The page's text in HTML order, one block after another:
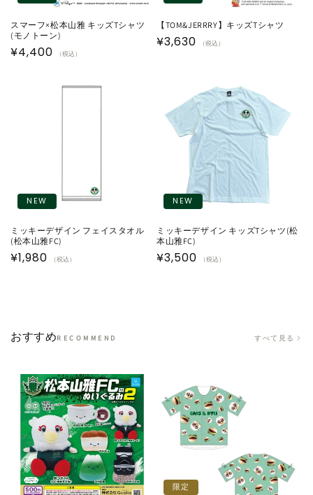
スマーフ×松本山雅 キッズTシャツ
(モノトーン)
通
¥4,400 （税込）
【TOM&JERRRY】キッズTシャツ
通
¥3,630 （税込）
NEW
ミッキーデザイン フェイスタオル
(松本山雅FC)
通
¥1,980 （税込）
NEW
ミッキーデザイン キッズTシャツ(松
本山雅FC)
通
¥3,500 （税込）
おすすめRECOMMEND すべて見る
限定